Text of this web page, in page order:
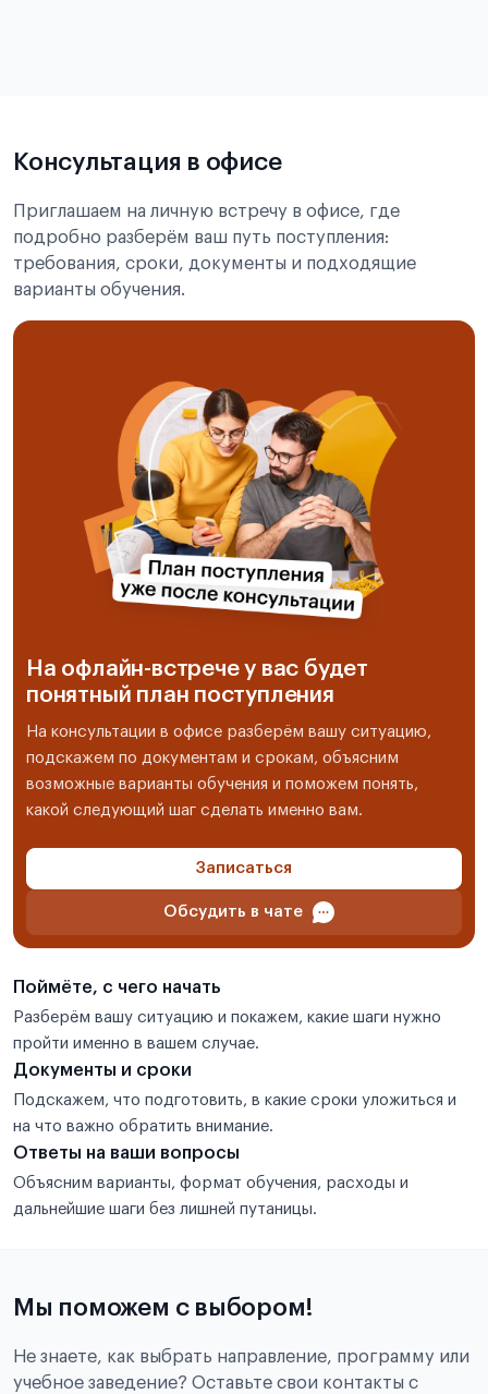
Консультация в офисе
Приглашаем на личную встречу в офисе, где
подробно разберём ваш путь поступления:
требования, сроки, документы и подходящие
варианты обучения.
На офлайн-встрече у вас будет
понятный план поступления
На консультации в офисе разберём вашу ситуацию,
подскажем по документам и срокам, объясним
возможные варианты обучения и поможем понять,
какой следующий шаг сделать именно вам.
Записаться
Обсудить в чате
Поймёте, с чего начать
Разберём вашу ситуацию и покажем, какие шаги нужно
пройти именно в вашем случае.
Документы и сроки
Подскажем, что подготовить, в какие сроки уложиться и
на что важно обратить внимание.
Ответы на ваши вопросы
Объясним варианты, формат обучения, расходы и
дальнейшие шаги без лишней путаницы.
Мы поможем с выбором!
Не знаете, как выбрать направление, программу или
учебное заведение? Оставьте свои контакты с